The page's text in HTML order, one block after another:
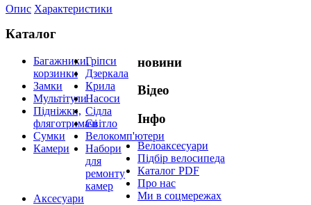
Опис Характеристики
Каталог
Багажники,
корзинки
Гріпси
Дзеркала
Замки
Крила
МультітулиНасоси
Підніжки,
фляготримачі
Сідла
Світло
Сумки
Велокомп'ютери
Камери
Набори
для
ремонту
камер
Аксесуари
новини
Відео
Інфо
Велоаксесуари
Підбір велосипеда
Каталог PDF
Про нас
Ми в соцмережах